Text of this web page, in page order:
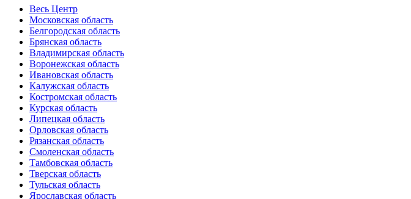
Весь Центр
Московская область
Белгородская область
Брянская область
Владимирская область
Воронежская область
Ивановская область
Калужская область
Костромская область
Курская область
Липецкая область
Орловская область
Рязанская область
Смоленская область
Тамбовская область
Тверская область
Тульская область
Ярославская область